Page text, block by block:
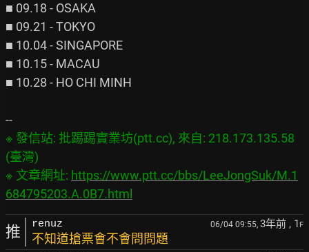
■ 09.18 - OSAKA
■ 09.21 - TOKYO
■ 10.04 - SINGAPORE
■ 10.15 - MACAU
■ 10.28 - HO CHI MINH
※ 發信站: 批踢踢實業坊(ptt.cc), 來自: 218.173.135.58
(臺灣)
※ 文章網址: https://www.ptt.cc/bbs/LeeJongSuk/M.1
684795203.A.0B7.html
推 renuz 06/04 09:55, 3年前 , 1 F
不知道搶票會不會問問題